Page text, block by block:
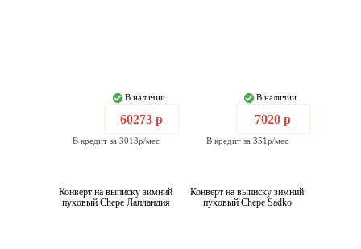
В наличии
60273 р
В кредит за 3013р/мес
В наличии
7020 р
В кредит за 351р/мес
Конверт на выписку зимний
пуховый Chepe Лапландия
Конверт на выписку зимний
пуховый Chepe Sadko